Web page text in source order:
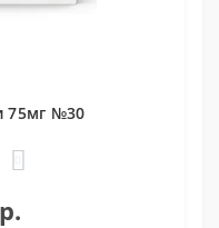
75мг №30